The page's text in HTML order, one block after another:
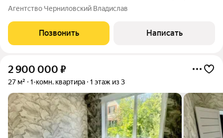
тихом первом этаже в новом доме. Не пугайтесь этажа здесь
это преимущество: никакой зависимости от лифта, удобный
вынос крупногабаритных
Агентство Черниловский Владислав
Позвонить Написать
2 900 000 ₽
27 м² 1-комн. квартира 1 этаж из 3